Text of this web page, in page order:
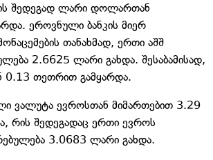
შედეგად ლარი დოლართან
ეროვნული ბანკის მიერ
თანახმად, ერთი აშშ
2.6625 ლარი გახდა. შესაბამისად,
თეთრით გამყარდა.
ვალუტა ევროსთან მიმართებით 3.29
რის შედეგადაც ერთი ევროს
3.0683 ლარი გახდა.